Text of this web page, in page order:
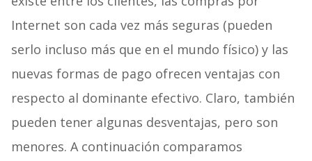
Internet son cada vez más seguras (pueden
serlo incluso más que en el mundo físico) y las
nuevas formas de pago ofrecen ventajas con
respecto al dominante efectivo. Claro, también
pueden tener algunas desventajas, pero son
menores. A continuación comparamos